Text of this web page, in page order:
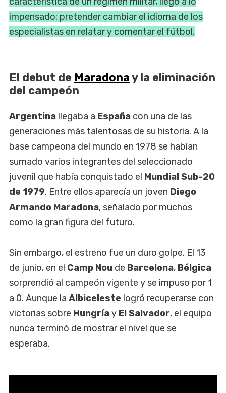
impensado: pretender cambiar el idioma de los
especialistas en relatar y comentar el fútbol.
El debut de Maradonay la eliminación
del campeón
Argentina llegaba a España con una de las
generaciones más talentosas de su historia. A la
base campeona del mundo en 1978 se habían
sumado varios integrantes del seleccionado
juvenil que había conquistado el Mundial Sub-20
de 1979. Entre ellos aparecía un joven Diego
Armando Maradona, señalado por muchos
como la gran figura del futuro.
Sin embargo, el estreno fue un duro golpe. El 13
de junio, en el Camp Nou de Barcelona, Bélgica
sorprendió al campeón vigente y se impuso por 1
a 0. Aunque la Albiceleste logró recuperarse con
victorias sobre Hungríay El Salvador, el equipo
nunca terminó de mostrar el nivel que se
esperaba.